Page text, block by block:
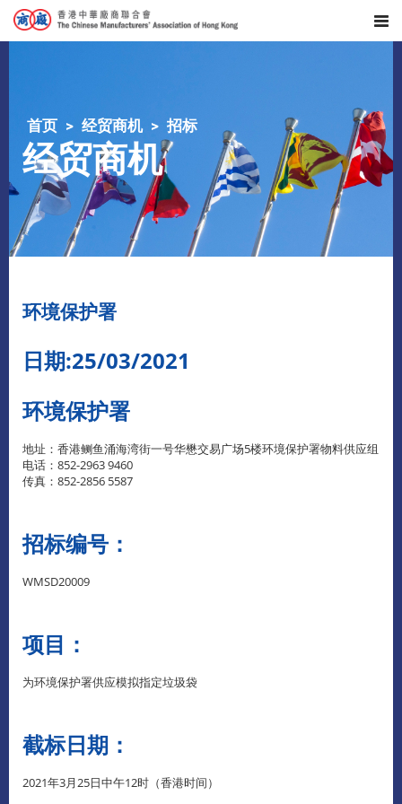
首页 经贸商机 招标
经贸商机
环境保护署
日期:25/03/2021
环境保护署
地址：香港鲗鱼涌海湾街一号华懋交易广场5楼环境保护署物料供应组
电话：852-2963 9460
传真：852-2856 5587
招标编号：
WMSD20009
项目：
为环境保护署供应模拟指定垃圾袋
截标日期：
2021年3月25日中午12时（香港时间）